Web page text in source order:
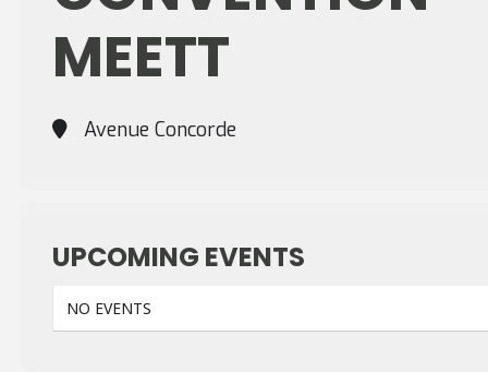
MEETT
Avenue Concorde
UPCOMING EVENTS
NO EVENTS